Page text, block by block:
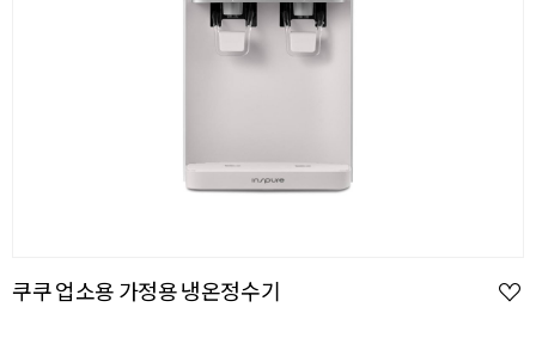
쿠쿠 업소용 가정용 냉온정수기